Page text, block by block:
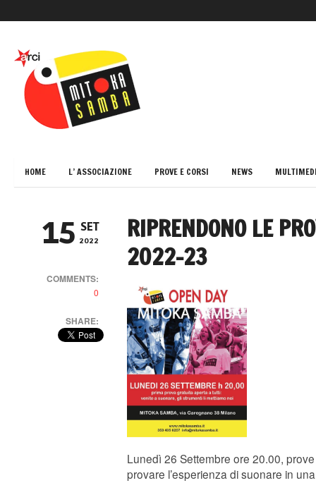
HOME L’ ASSOCIAZIONE PROVE E CORSI NEWS
15 SET
2022
COMMENTS:
0
SHARE:
RIPRENDONO LE
2022-23
Lunedì 26 Settembre ore 20.00,
provare l’esperienza di suonare in